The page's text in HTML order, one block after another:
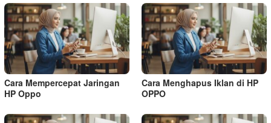
Cara Mempercepat Jaringan
HP Oppo
Cara Menghapus Iklan di HP
OPPO